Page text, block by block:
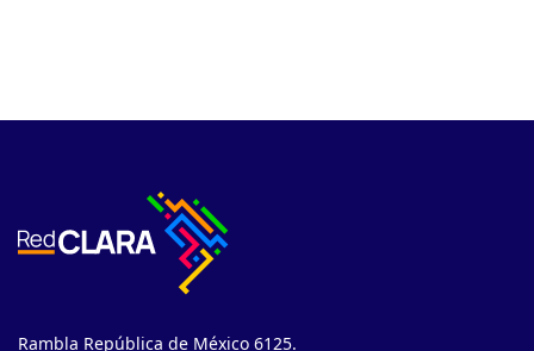
Rambla República de México 6125.